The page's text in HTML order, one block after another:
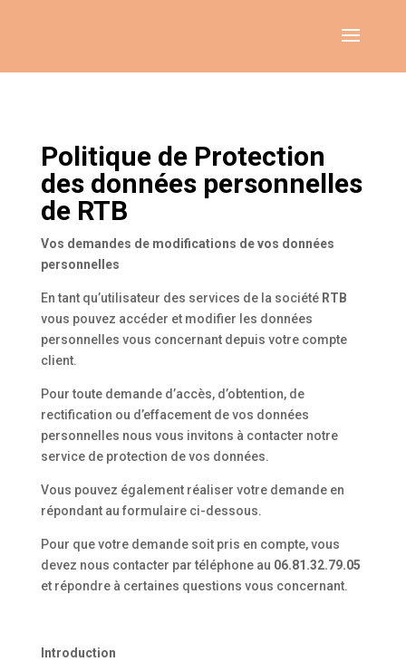
Politique de Protection
des données personnelles
de RTB
Vos demandes de modifications de vos données
personnelles
En tant qu’utilisateur des services de la société RTB
vous pouvez accéder et modifier les données
personnelles vous concernant depuis votre compte
client.
Pour toute demande d’accès, d’obtention, de
rectification ou d’effacement de vos données
personnelles nous vous invitons à contacter notre
service de protection de vos données.
Vous pouvez également réaliser votre demande en
répondant au formulaire ci-dessous.
Pour que votre demande soit pris en compte, vous
devez nous contacter par téléphone au 06.81.32.79.05
et répondre à certaines questions vous concernant.
Introduction